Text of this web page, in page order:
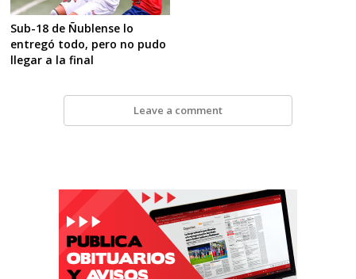
Sub-18 de Ñublense lo
entregó todo, pero no pudo
llegar a la final
Leave a comment